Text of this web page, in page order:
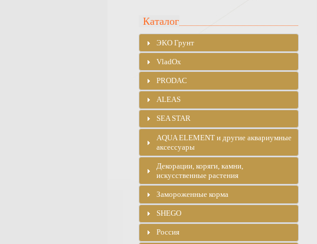
Каталог
ЭKO Грунт
VladOx
PRODAC
ALEAS
SEA STAR
AQUA ELEMENT и другие аквариумные
аксессуары
Декорации, коряги, камни,
искусственные растения
Замороженные корма
SHEGO
Россия